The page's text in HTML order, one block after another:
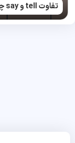
تفاوت tell و say چیست؟